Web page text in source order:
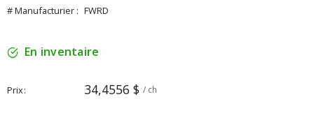
# Manufacturier : FWRD
En inventaire
Prix 34,4556 $ / ch